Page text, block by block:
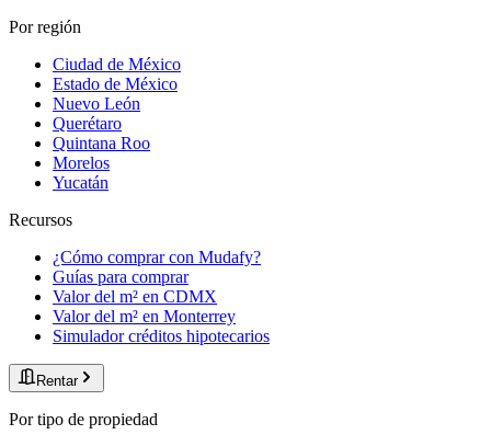
Por región
Ciudad de México
Estado de México
Nuevo León
Querétaro
Quintana Roo
Morelos
Yucatán
Recursos
¿Cómo comprar con Mudafy?
Guías para comprar
Valor del m² en CDMX
Valor del m² en Monterrey
Simulador créditos hipotecarios
Rentar
Por tipo de propiedad